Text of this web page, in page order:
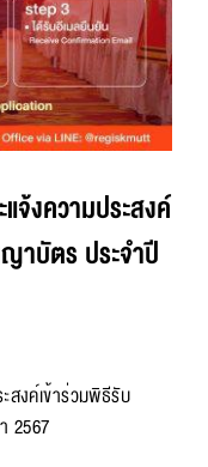
จ้งความประสงค์
าบัตร ประจำปี
สงค์เข้าร่วมพิธีรับ
2567